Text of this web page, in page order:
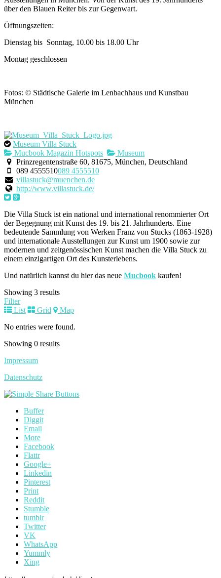
über den Blauen Reiter bis zur Gegenwart.
Öffnungszeiten:
Dienstag bis Sonntag, 10.00 bis 18.00 Uhr
Montag geschlossen
Fotos: © Städtische Galerie im Lenbachhaus und Kunstbau
München
Museum Villa Stuck
Mucbook Magazin Hotspots
Museum
Prinzregentenstraße 60, 81675, München, Deutschland
089 4555510089 4555510
villastuck@muenchen.de
http://www.villastuck.de/
Die Villa Stuck ist ein national und international renommierter Ort
der Begegnung mit Kunst des 19. bis 21. Jahrhunderts. Eine
bedeutende Sammlung von Werken Franz von Stucks (1863-1928)
und internationale Ausstellungen zur Kunst um 1900 sowie zur
modernen und zeitgenössischen Kunst machen die Villa Stuck zu
einem einzigartigen Ort des Kunsterlebens.
Und natürlich kannst du hier das neue Mucbook kaufen!
Showing 3 results
Filter
List
Grid
Map
No entries were found.
Showing 0 results
Impressum
Datenschutz
Buffer
Diggit
Email
More
Facebook
Flattr
Google+
Linkedin
Pinterest
Print
Reddit
Stumble
tumblr
Twitter
VK
WhatsApp
Yummly
Xing